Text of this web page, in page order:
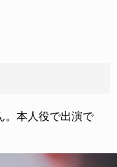
。本人役で出演で